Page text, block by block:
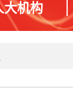
大机构